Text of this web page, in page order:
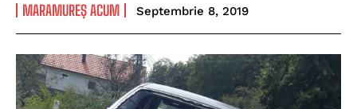
MARAMUREȘ ACUM Septembrie 8, 2019